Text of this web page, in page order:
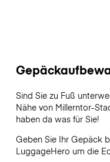
Sind Sie zu Fuß
Nähe von Millerntor-
haben da was für Sie!
Geben Sie Ihr Gepäck
LuggageHero um die